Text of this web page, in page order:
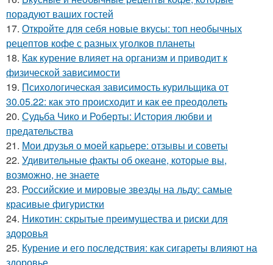
порадуют ваших гостей
17. Откройте для себя новые вкусы: топ необычных
рецептов кофе с разных уголков планеты
18. Как курение влияет на организм и приводит к
физической зависимости
19. Психологическая зависимость курильщика от
30.05.22: как это происходит и как ее преодолеть
20. Судьба Чико и Роберты: История любви и
предательства
21. Мои друзья о моей карьере: отзывы и советы
22. Удивительные факты об океане, которые вы,
возможно, не знаете
23. Российские и мировые звезды на льду: самые
красивые фигуристки
24. Никотин: скрытые преимущества и риски для
здоровья
25. Курение и его последствия: как сигареты влияют на